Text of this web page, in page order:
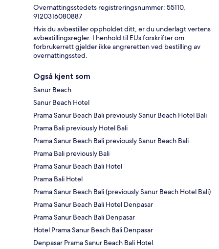
Overnattingsstedets registreringsnummer: 55110,
9120316080887
Hvis du avbestiller oppholdet ditt, er du underlagt vertens
avbestillingsregler. I henhold til EUs forskrifter om
forbrukerrett gjelder ikke angreretten ved bestilling av
overnattingssted.
Også kjent som
Sanur Beach
Sanur Beach Hotel
Prama Sanur Beach Bali previously Sanur Beach Hotel Bali
Prama Bali previously Hotel Bali
Prama Sanur Beach Bali previously Sanur Beach Bali
Prama Bali previously Bali
Prama Sanur Beach Bali Hotel
Prama Bali Hotel
Prama Sanur Beach Bali (previously Sanur Beach Hotel Bali)
Prama Sanur Beach Bali Hotel Denpasar
Prama Sanur Beach Bali Denpasar
Hotel Prama Sanur Beach Bali Denpasar
Denpasar Prama Sanur Beach Bali Hotel